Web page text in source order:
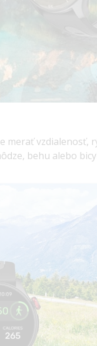
merať vzdialenosť,
behu alebo